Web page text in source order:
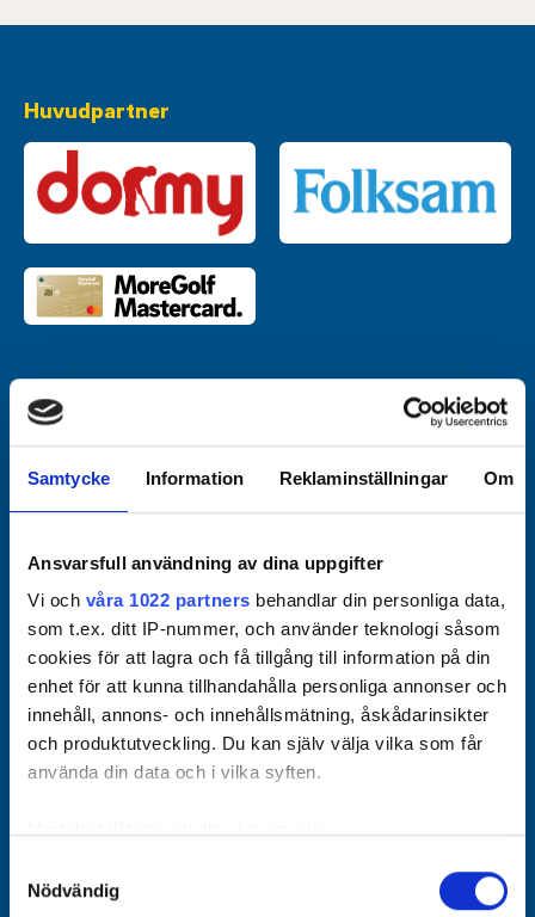
Samtycke Information Reklaminställningar Om
Ansvarsfull användning av dina uppgifter
Vi och våra 1022 partners behandlar din personliga data,
som t.ex. ditt IP-nummer, och använder teknologi såsom
cookies för att lagra och få tillgång till information på din
enhet för att kunna tillhandahålla personliga annonser och
innehåll, annons- och innehållsmätning, åskådarinsikter
och produktutveckling. Du kan själv välja vilka som får
använda din data och i vilka syften.
kan ha en noggrannhet på upp till flera meter
Nödvändig
Huvudpartner